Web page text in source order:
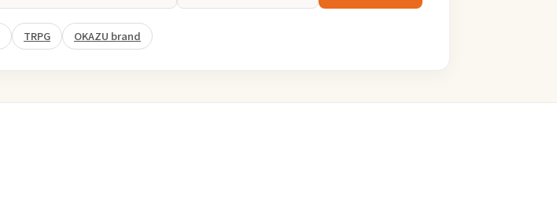
TRPG OKAZU brand